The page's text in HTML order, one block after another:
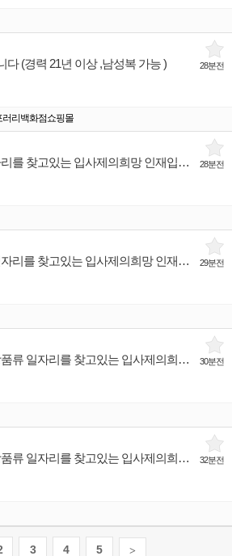
28분전
다 (경력 21년 이상 ,남성복 가능 )
리백화점쇼핑몰
28분전
서울 전체 에서 의류 일자리를 찾고있는 입사제의희망 인재입니다.
29분전
충남 공주시 에서 의류 일자리를 찾고있는 입사제의희망 인재입니다.
30분전
서울 전체 에서 뷰티/화장품류 일자리를 찾고있는 입사제의희망 인재입니다.
32분전
인천 전체 에서 뷰티/화장품류 일자리를 찾고있는 입사제의희망 인재입니다.
3 4 5 >